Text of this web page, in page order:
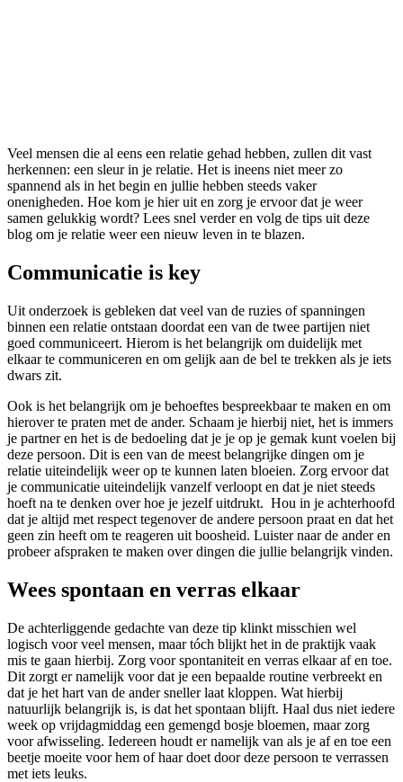
Veel mensen die al eens een relatie gehad hebben, zullen dit vast
herkennen: een sleur in je relatie. Het is ineens niet meer zo
spannend als in het begin en jullie hebben steeds vaker
onenigheden. Hoe kom je hier uit en zorg je ervoor dat je weer
samen gelukkig wordt? Lees snel verder en volg de tips uit deze
blog om je relatie weer een nieuw leven in te blazen.
Communicatie is key
Uit onderzoek is gebleken dat veel van de ruzies of spanningen
binnen een relatie ontstaan doordat een van de twee partijen niet
goed communiceert. Hierom is het belangrijk om duidelijk met
elkaar te communiceren en om gelijk aan de bel te trekken als je iets
dwars zit.
Ook is het belangrijk om je behoeftes bespreekbaar te maken en om
hierover te praten met de ander. Schaam je hierbij niet, het is immers
je partner en het is de bedoeling dat je je op je gemak kunt voelen bij
deze persoon. Dit is een van de meest belangrijke dingen om je
relatie uiteindelijk weer op te kunnen laten bloeien. Zorg ervoor dat
je communicatie uiteindelijk vanzelf verloopt en dat je niet steeds
hoeft na te denken over hoe je jezelf uitdrukt. Hou in je achterhoofd
dat je altijd met respect tegenover de andere persoon praat en dat het
geen zin heeft om te reageren uit boosheid. Luister naar de ander en
probeer afspraken te maken over dingen die jullie belangrijk vinden.
Wees spontaan en verras elkaar
De achterliggende gedachte van deze tip klinkt misschien wel
logisch voor veel mensen, maar tóch blijkt het in de praktijk vaak
mis te gaan hierbij. Zorg voor spontaniteit en verras elkaar af en toe.
Dit zorgt er namelijk voor dat je een bepaalde routine verbreekt en
dat je het hart van de ander sneller laat kloppen. Wat hierbij
natuurlijk belangrijk is, is dat het spontaan blijft. Haal dus niet iedere
week op vrijdagmiddag een gemengd bosje bloemen, maar zorg
voor afwisseling. Iedereen houdt er namelijk van als je af en toe een
beetje moeite voor hem of haar doet door deze persoon te verrassen
met iets leuks.